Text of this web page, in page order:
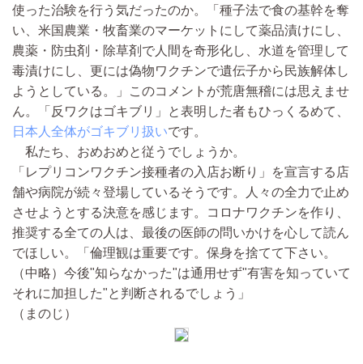
使った治験を行う気だったのか。「種子法で食の基幹を奪
い、米国農業・牧畜業のマーケットにして薬品漬けにし、
農薬・防虫剤・除草剤で人間を奇形化し、水道を管理して
毒漬けにし、更には偽物ワクチンで遺伝子から民族解体し
ようとしている。」このコメントが荒唐無稽には思えませ
ん。「反ワクはゴキブリ」と表明した者もひっくるめて、
日本人全体がゴキブリ扱いです。
私たち、おめおめと従うでしょうか。
「レプリコンワクチン接種者の入店お断り」を宣言する店
舗や病院が続々登場しているそうです。人々の全力で止め
させようとする決意を感じます。コロナワクチンを作り、
推奨する全ての人は、最後の医師の問いかけを心して読ん
でほしい。「倫理観は重要です。保身を捨てて下さい。
（中略） 今後"知らなかった"は通用せず"有害を知っていて
それに加担した"と判断されるでしょう」
（まのじ）